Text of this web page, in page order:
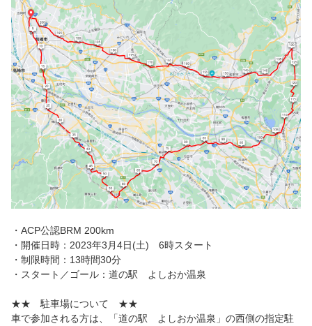
・ACP公認BRM 200km
・開催日時：2023年3月4日(土) 6時スタート
・制限時間：13時間30分
・スタート／ゴール：道の駅 よしおか温泉
★★ 駐車場について ★★
車で参加される方は、「道の駅 よしおか温泉」の西側の指定駐